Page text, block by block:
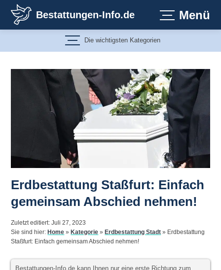
Inhalt
springen
Bestattungen-Info.de Menü
Die wichtigsten Kategorien
Erdbestattung Staßfurt: Einfach
gemeinsam Abschied nehmen!
Zuletzt editiert: Juli 27, 2023
Sie sind hier: Home » Kategorie » Erdbestattung Stadt » Erdbestattung
Staßfurt: Einfach gemeinsam Abschied nehmen!
Bestattungen-Info.de kann Ihnen nur eine erste Richtung zum